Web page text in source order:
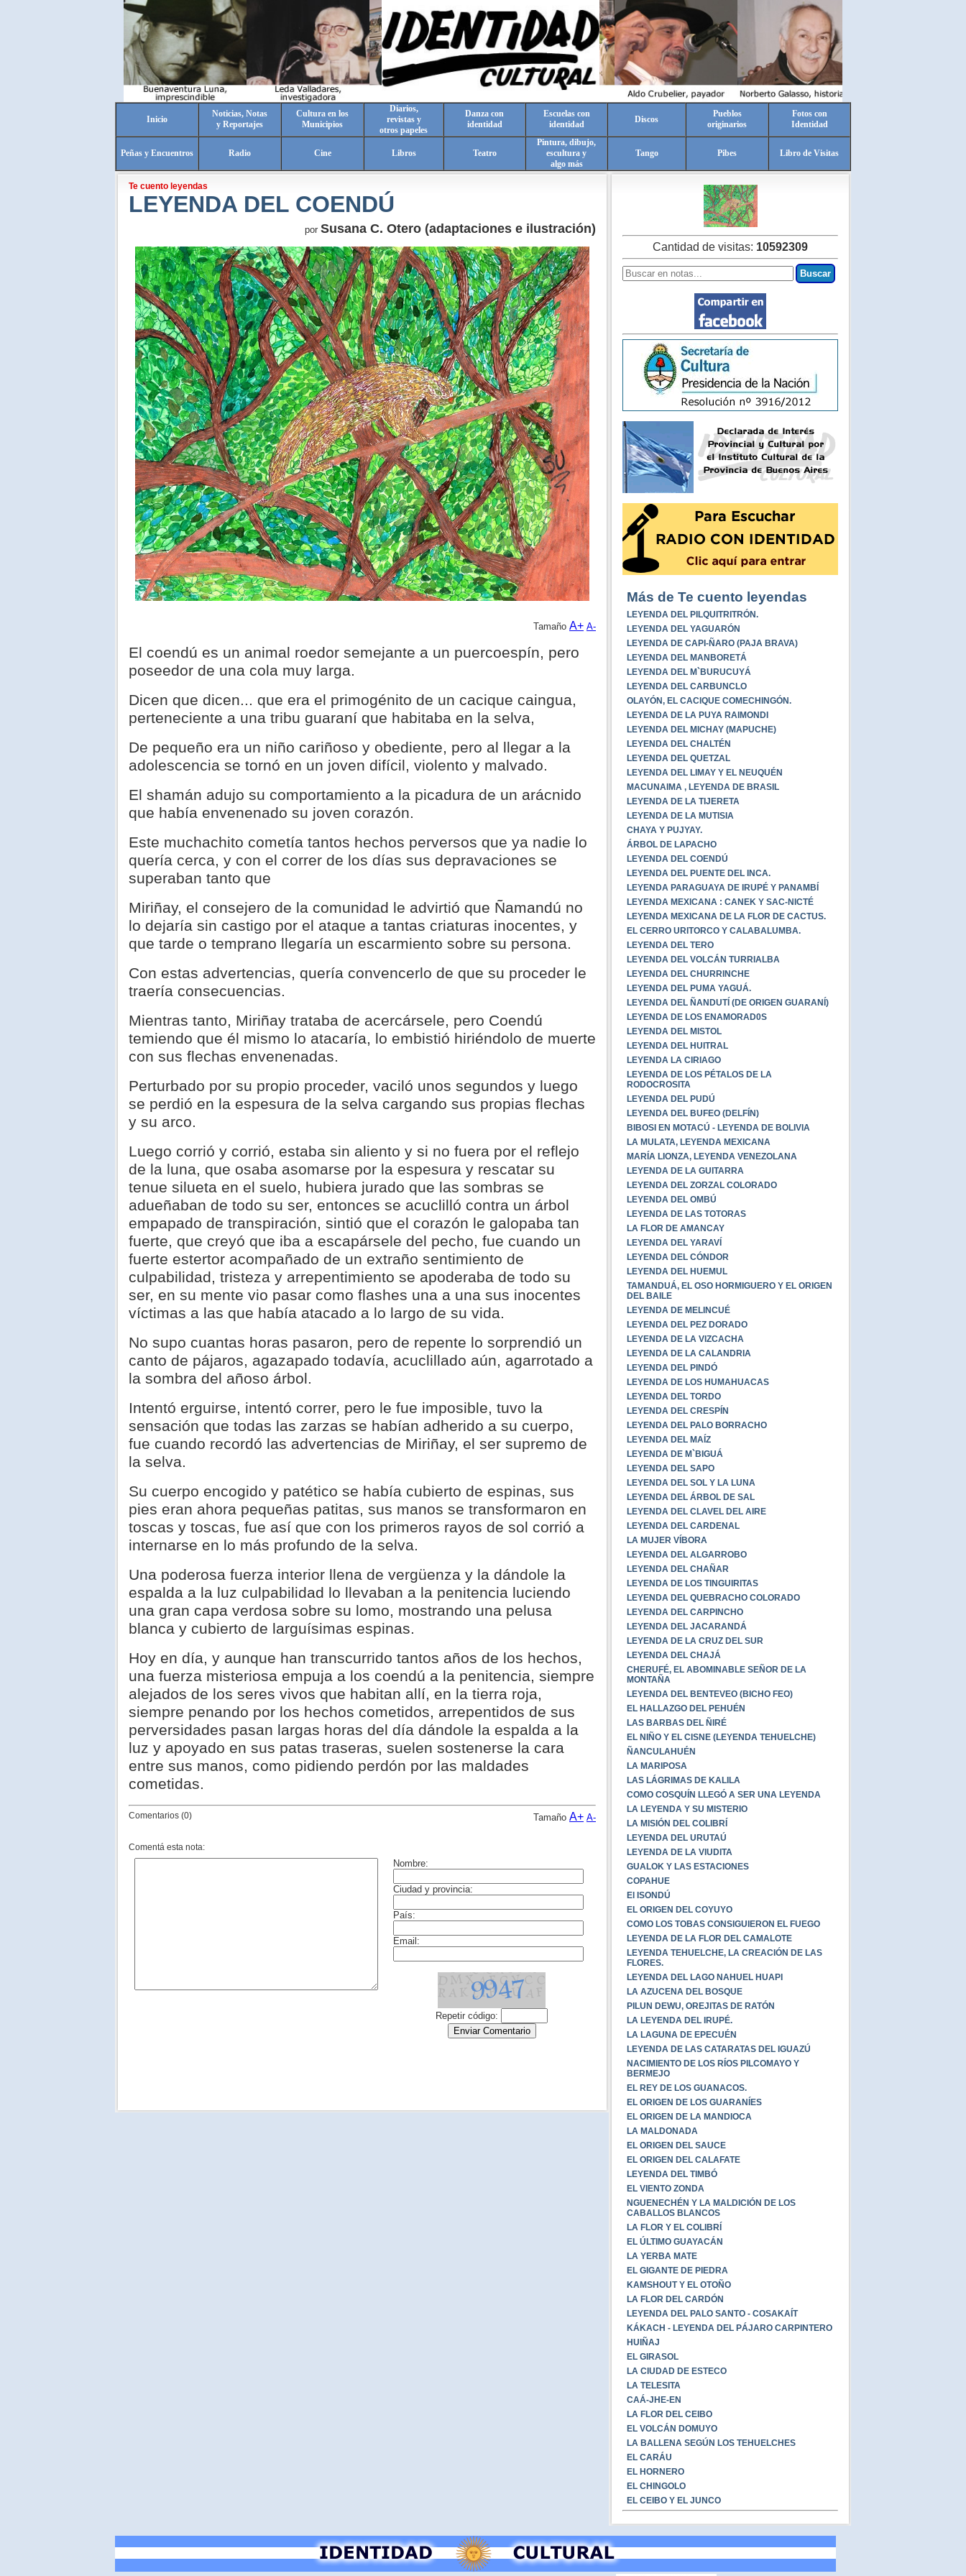
Inicio
Noticias, Notas
y Reportajes
Cultura en los
Municipios
Diarios,
revistas y
otros papeles
Danza con
identidad
Escuelas con
identidad
Discos
Pueblos
originarios
Fotos con
Identidad
Peñas y Encuentros Radio Cine Libros Teatro
Pintura, dibujo,
escultura y
algo más
Tango Pibes Libro de Visitas
Te cuento leyendas
LEYENDA DEL COENDÚ
por Susana C. Otero (adaptaciones e ilustración)
Tamaño A+ A-
El coendú es un animal roedor semejante a un puercoespín, pero
poseedor de una cola muy larga.
Dicen que dicen... que era el primogénito de un cacique caingua,
perteneciente a una tribu guaraní que habitaba en la selva,
De pequeño era un niño cariñoso y obediente, pero al llegar a la
adolescencia se tornó en un joven difícil, violento y malvado.
El shamán adujo su comportamiento a la picadura de un arácnido
que había envenenado su joven corazón.
Este muchachito cometía tantos hechos perversos que ya nadie lo
quería cerca, y con el correr de los días sus depravaciones se
superaban tanto que
Miriñay, el consejero de la comunidad le advirtió que Ñamandú no
lo dejaría sin castigo por el ataque a tantas criaturas inocentes, y
que tarde o temprano llegaría un escarmiento sobre su persona.
Con estas advertencias, quería convencerlo de que su proceder le
traería consecuencias.
Mientras tanto, Miriñay trataba de acercársele, pero Coendú
temiendo que él mismo lo atacaría, lo embistió hiriéndolo de muerte
con sus flechas envenenadas.
Perturbado por su propio proceder, vaciló unos segundos y luego
se perdió en la espesura de la selva cargando sus propias flechas
y su arco.
Luego corrió y corrió, estaba sin aliento y si no fuera por el reflejo
de la luna, que osaba asomarse por la espesura y rescatar su
tenue silueta en el suelo, hubiera jurado que las sombras se
adueñaban de todo su ser, entonces se acuclilló contra un árbol
empapado de transpiración, sintió que el corazón le galopaba tan
fuerte, que creyó que iba a escapársele del pecho, fue cuando un
fuerte estertor acompañado de un extraño sentimiento de
culpabilidad, tristeza y arrepentimiento se apoderaba de todo su
ser, en su mente vio pasar como flashes una a una sus inocentes
víctimas a las que había atacado a lo largo de su vida.
No supo cuantas horas pasaron, pero de repente lo sorprendió un
canto de pájaros, agazapado todavía, acuclillado aún, agarrotado a
la sombra del añoso árbol.
Intentó erguirse, intentó correr, pero le fue imposible, tuvo la
sensación que todas las zarzas se habían adherido a su cuerpo,
fue cuando recordó las advertencias de Miriñay, el ser supremo de
la selva.
Su cuerpo encogido y patético se había cubierto de espinas, sus
pies eran ahora pequeñas patitas, sus manos se transformaron en
toscas y toscas, fue así que con los primeros rayos de sol corrió a
internarse en lo más profundo de la selva.
Una poderosa fuerza interior llena de vergüenza y la dándole la
espalda a la luz culpabilidad lo llevaban a la penitencia luciendo
una gran capa verdosa sobre su lomo, mostrando una pelusa
blanca y cubierto de larguísimas espinas.
Hoy en día, y aunque han transcurrido tantos años de los hechos,
una fuerza misteriosa empuja a los coendú a la penitencia, siempre
alejados de los seres vivos que habitan allí, en la tierra roja,
siempre penando por los hechos cometidos, arrepentidos de sus
perversidades pasan largas horas del día dándole la espalda a la
luz y apoyado en sus patas traseras, suelen sostenerse la cara
entre sus manos, como pidiendo perdón por las maldades
cometidas.
Comentarios (0) Tamaño A+ A-
Comentá esta nota:
Cantidad de visitas: 10592309
Más de Te cuento leyendas
LEYENDA DEL PILQUITRITRÓN.
LEYENDA DEL YAGUARÓN
LEYENDA DE CAPI-ÑARO (PAJA BRAVA)
LEYENDA DEL MANBORETÁ
LEYENDA DEL M`BURUCUYÁ
LEYENDA DEL CARBUNCLO
OLAYÓN, EL CACIQUE COMECHINGÓN.
LEYENDA DE LA PUYA RAIMONDI
LEYENDA DEL MICHAY (MAPUCHE)
LEYENDA DEL CHALTÉN
LEYENDA DEL QUETZAL
LEYENDA DEL LIMAY Y EL NEUQUÉN
MACUNAIMA , LEYENDA DE BRASIL
LEYENDA DE LA TIJERETA
LEYENDA DE LA MUTISIA
CHAYA Y PUJYAY.
ÁRBOL DE LAPACHO
LEYENDA DEL COENDÚ
LEYENDA DEL PUENTE DEL INCA.
LEYENDA PARAGUAYA DE IRUPÉ Y PANAMBÍ
LEYENDA MEXICANA : CANEK Y SAC-NICTÉ
LEYENDA MEXICANA DE LA FLOR DE CACTUS.
EL CERRO URITORCO Y CALABALUMBA.
LEYENDA DEL TERO
LEYENDA DEL VOLCÁN TURRIALBA
LEYENDA DEL CHURRINCHE
LEYENDA DEL PUMA YAGUÁ.
LEYENDA DEL ÑANDUTÍ (DE ORIGEN GUARANÍ)
LEYENDA DE LOS ENAMORAD0S
LEYENDA DEL MISTOL
LEYENDA DEL HUITRAL
LEYENDA LA CIRIAGO
LEYENDA DE LOS PÉTALOS DE LA
RODOCROSITA
LEYENDA DEL PUDÚ
LEYENDA DEL BUFEO (DELFÍN)
BIBOSI EN MOTACÚ - LEYENDA DE BOLIVIA
LA MULATA, LEYENDA MEXICANA
MARÍA LIONZA, LEYENDA VENEZOLANA
LEYENDA DE LA GUITARRA
LEYENDA DEL ZORZAL COLORADO
LEYENDA DEL OMBÚ
LEYENDA DE LAS TOTORAS
LA FLOR DE AMANCAY
LEYENDA DEL YARAVÍ
LEYENDA DEL CÓNDOR
LEYENDA DEL HUEMUL
TAMANDUÁ, EL OSO HORMIGUERO Y EL ORIGEN
DEL BAILE
LEYENDA DE MELINCUÉ
LEYENDA DEL PEZ DORADO
LEYENDA DE LA VIZCACHA
LEYENDA DE LA CALANDRIA
LEYENDA DEL PINDÓ
LEYENDA DE LOS HUMAHUACAS
LEYENDA DEL TORDO
LEYENDA DEL CRESPÍN
LEYENDA DEL PALO BORRACHO
LEYENDA DEL MAÍZ
LEYENDA DE M`BIGUÁ
LEYENDA DEL SAPO
LEYENDA DEL SOL Y LA LUNA
LEYENDA DEL ÁRBOL DE SAL
LEYENDA DEL CLAVEL DEL AIRE
LEYENDA DEL CARDENAL
LA MUJER VÍBORA
LEYENDA DEL ALGARROBO
LEYENDA DEL CHAÑAR
LEYENDA DE LOS TINGUIRITAS
LEYENDA DEL QUEBRACHO COLORADO
LEYENDA DEL CARPINCHO
LEYENDA DEL JACARANDÁ
LEYENDA DE LA CRUZ DEL SUR
LEYENDA DEL CHAJÁ
CHERUFÉ, EL ABOMINABLE SEÑOR DE LA
MONTAÑA
LEYENDA DEL BENTEVEO (BICHO FEO)
EL HALLAZGO DEL PEHUÉN
LAS BARBAS DEL ÑIRÉ
EL NIÑO Y EL CISNE (LEYENDA TEHUELCHE)
ÑANCULAHUÉN
LA MARIPOSA
LAS LÁGRIMAS DE KALILA
COMO COSQUÍN LLEGÓ A SER UNA LEYENDA
LA LEYENDA Y SU MISTERIO
LA MISIÓN DEL COLIBRÍ
LEYENDA DEL URUTAÚ
LEYENDA DE LA VIUDITA
GUALOK Y LAS ESTACIONES
COPAHUE
El ISONDÚ
EL ORIGEN DEL COYUYO
COMO LOS TOBAS CONSIGUIERON EL FUEGO
LEYENDA DE LA FLOR DEL CAMALOTE
LEYENDA TEHUELCHE, LA CREACIÓN DE LAS
FLORES.
LEYENDA DEL LAGO NAHUEL HUAPI
LA AZUCENA DEL BOSQUE
PILUN DEWU, OREJITAS DE RATÓN
LA LEYENDA DEL IRUPÉ.
LA LAGUNA DE EPECUÉN
LEYENDA DE LAS CATARATAS DEL IGUAZÚ
NACIMIENTO DE LOS RÍOS PILCOMAYO Y
BERMEJO
EL REY DE LOS GUANACOS.
EL ORIGEN DE LOS GUARANÍES
EL ORIGEN DE LA MANDIOCA
LA MALDONADA
EL ORIGEN DEL SAUCE
EL ORIGEN DEL CALAFATE
LEYENDA DEL TIMBÓ
EL VIENTO ZONDA
NGUENECHÉN Y LA MALDICIÓN DE LOS
CABALLOS BLANCOS
LA FLOR Y EL COLIBRÍ
EL ÚLTIMO GUAYACÁN
LA YERBA MATE
EL GIGANTE DE PIEDRA
KAMSHOUT Y EL OTOÑO
LA FLOR DEL CARDÓN
LEYENDA DEL PALO SANTO - COSAKAÍT
KÁKACH - LEYENDA DEL PÁJARO CARPINTERO
HUIÑAJ
EL GIRASOL
LA CIUDAD DE ESTECO
LA TELESITA
CAÁ-JHE-EN
LA FLOR DEL CEIBO
EL VOLCÁN DOMUYO
LA BALLENA SEGÚN LOS TEHUELCHES
EL CARÁU
EL HORNERO
EL CHINGOLO
EL CEIBO Y EL JUNCO